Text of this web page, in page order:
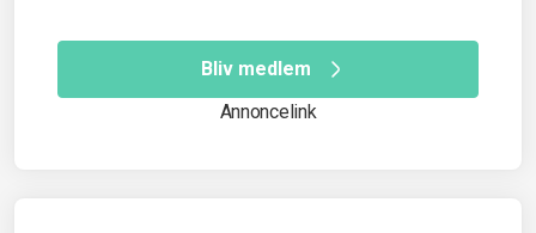
Bliv medlem
Annoncelink